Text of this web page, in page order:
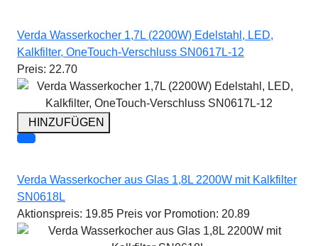
Verda Wasserkocher 1,7L (2200W) Edelstahl, LED,
Kalkfilter, OneTouch-Verschluss SN0617L-12
Preis: 22.70
HINZUFÜGEN
Verda Wasserkocher aus Glas 1,8L 2200W mit Kalkfilter
SN0618L
Aktionspreis: 19.85 Preis vor Promotion: 20.89